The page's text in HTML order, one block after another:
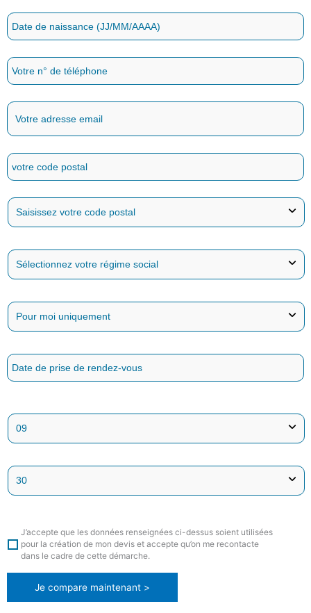
J’accepte que les données renseignées ci-dessus soient utilisées
pour la création de mon devis et accepte qu’on me recontacte
dans le cadre de cette démarche.
Je compare maintenant >